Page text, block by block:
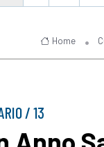
Home
/ 13